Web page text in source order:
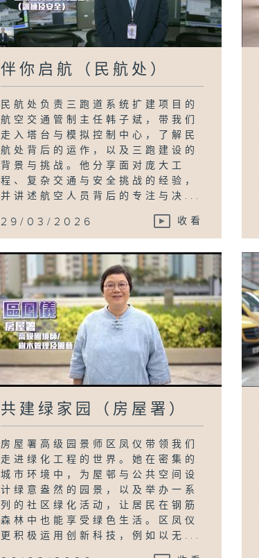
伴你启航（民航处）
民航处负责三跑道系统扩建项目的
航空交通管制主任韩子斌，带我们
走入塔台与模拟控制中心，了解民
航处背后的运作，以及三跑建设的
背景与挑战。他分享面对庞大工
程、复杂交通与安全挑战的经验，
并讲述航空人员背后的专注与决...
29/03/2026 收看
共建绿家园（房屋署）
房屋署高级园景师区凤仪带领我们
走进绿化工程的世界。她在密集的
城市环境中，为屋邨与公共空间设
计绿意盎然的园景，以及举办一系
列的社区绿化活动，让居民在钢筋
森林中也能享受绿色生活。区凤仪
更积极运用创新科技，例如以无...